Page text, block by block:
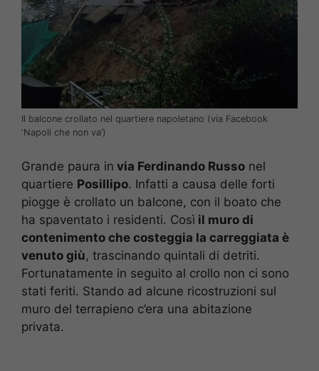
Il balcone crollato nel quartiere napoletano (via Facebook
‘Napoli che non va’)
Grande paura in via Ferdinando Russo nel
quartiere Posillipo. Infatti a causa delle forti
piogge è crollato un balcone, con il boato che
ha spaventato i residenti. Così il muro di
contenimento che costeggia la carreggiata è
venuto giù, trascinando quintali di detriti.
Fortunatamente in seguito al crollo non ci sono
stati feriti. Stando ad alcune ricostruzioni sul
muro del terrapieno c’era una abitazione
privata.